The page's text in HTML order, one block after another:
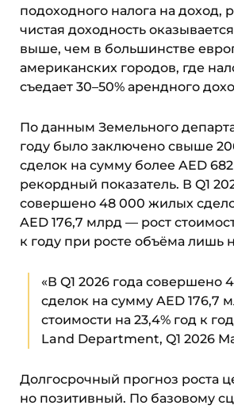
подоходного налога на доход,
чистая доходность
выше, чем в большинстве
американских городов, где
съедает 30–50% арендного
По данным Земельного
году было заключено свыше
сделок на сумму более AED
рекордный показатель. В Q1
совершено 48 000 жилых
AED 176,7 млрд — рост
к году при росте объёма лишь
«В Q1 2026 года совершено
сделок на сумму AED 176,7
стоимости на 23,4% год к
Land Department, Q1 2026
Долгосрочный прогноз роста
но позитивный. По базовому